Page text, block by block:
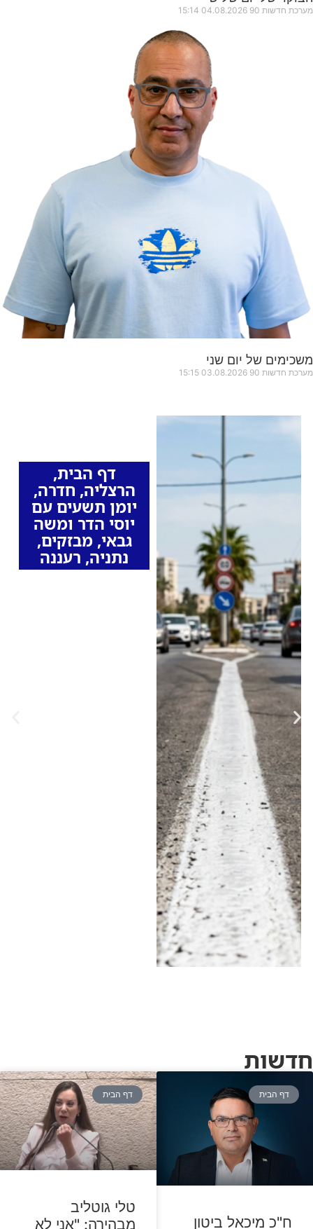
מערכת חדשות 90 04.08.2026
15:14
משכימים של יום שני
מערכת חדשות 90 03.08.2026
15:15
דף הבית,
הרצליה, חדרה,
יומן תשעים עם
יוסי הדר ומשה
גבאי, מבזקים,
נתניה, רעננה
חדשות
דף הבית
ח"כ מיכאל ביטון
דף הבית
טלי גוטליב
מבהירה: "אני לא